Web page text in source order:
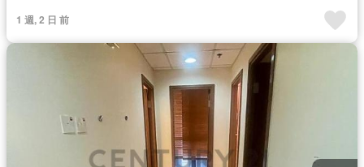
1 週, 2 日 前